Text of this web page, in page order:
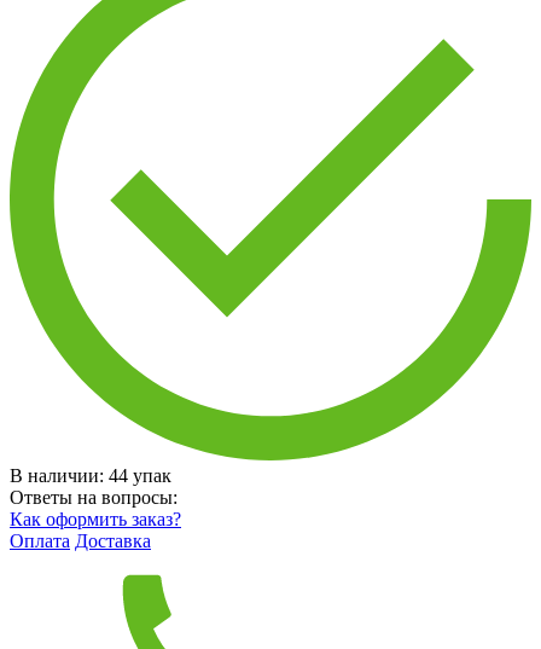
В наличии: 44 упак
Ответы на вопросы:
Как оформить заказ?
Оплата Доставка